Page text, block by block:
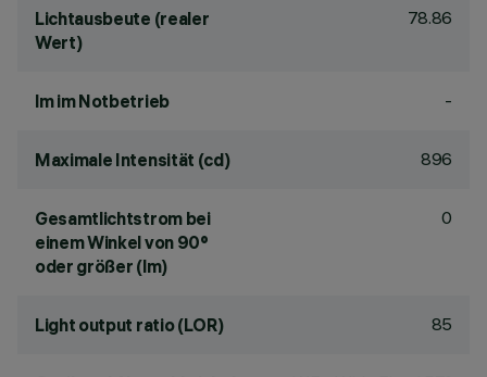
Lichtausbeute (realer
Wert)
78.86
lm im Notbetrieb -
Maximale Intensität (cd) 896
Gesamtlichtstrom bei
einem Winkel von 90°
oder größer (lm)
0
Light output ratio (LOR) 85